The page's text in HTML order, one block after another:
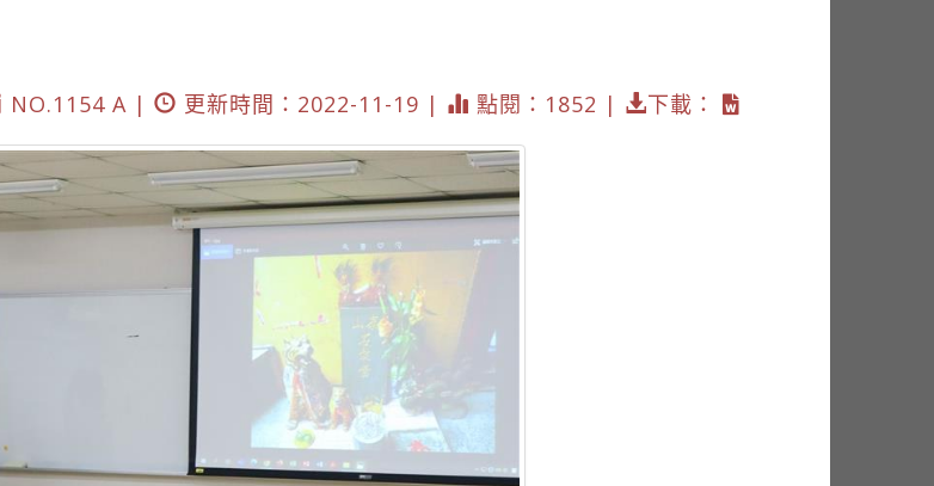
NO.1154 A |
更新時間：2022-11-19 | 點閱：1852 | 下載：